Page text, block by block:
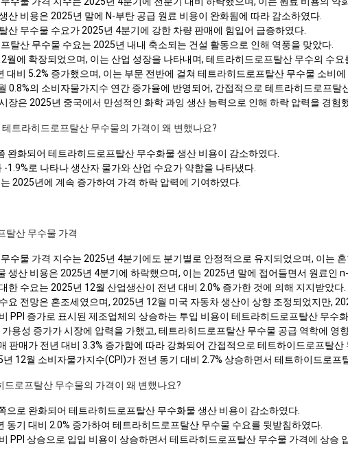
산 비용은 2025년 말에 N-부탄 공급 원료 비용이 완화됨에 따라 감소하였다.
산 무수물 수요가 2025년 4분기에 강한 차량 판매에 힘입어 급증하였다.
탈산 무수물 수요는 2025년 내내 축소되는 건설 활동으로 인해 역풍을 맞았다.
월에 확장되었으며, 이는 산업 성장을 나타내며, 테트라히드로프탈산 무수의 수요
대비 5.2% 증가했으며, 이는 부문 전반에 걸쳐 테트라히드로프탈산 무수물 소비에
0.8%의 소비자물가지수 연간 증가율에 반영되어, 간접적으로 테트라히드로프탈
장은 2025년 중국에서 만성적인 화학 과잉 생산 능력으로 인해 하락 압력을 경험
트라히드로프탈산 무수물의 가격이 왜 변했나요?
완화되어 테트라히드로프탈산 무수화물 생산 비용이 감소하였다.
1.9%로 나타나 생산자 물가와 산업 수요가 약함을 나타냈다.
2025년에 계속 증가하여 가격 하락 압력에 기여하였다.
탈산 무수물 가격
수물 가격 지수는 2025년 4분기에도 분기별로 안정적으로 유지되었으며, 이는
생산 비용은 2025년 4분기에 하락했으며, 이는 2025년 말에 접어들면서 원료인
한 수요는 2025년 12월 산업생산이 전년 대비 2.0% 증가한 것에 의해 지지받았다.
요 전망은 혼조세였으며, 2025년 12월 미국 자동차 생산이 상향 조정되었지만,
PPI 증가로 표시된 제조업체의 상승하는 투입 비용이 테트라히드로프탈산 무수
용성 증가가 시장에 압력을 가했고, 테트라히드로프탈산 무수물 공급 역학에 영
판매가 전년 대비 3.3% 증가함에 따라 강화되어 간접적으로 테트하이드로프탈산
12월 소비자물가지수(CPI)가 전년 동기 대비 2.7% 상승하면서 테트하이드로
로프탈산 무수물의 가격이 왜 변했나요?
으로 완화되어 테트라히드로프탈산 무수화물 생산 비용이 감소하였다.
동기 대비 2.0% 증가하여 테트라히드로프탈산 무수물 수요를 뒷받침하였다.
PPI 상승으로 입입 비용이 상승하면서 테트라히드로프탈산 무수물 가격에 상승